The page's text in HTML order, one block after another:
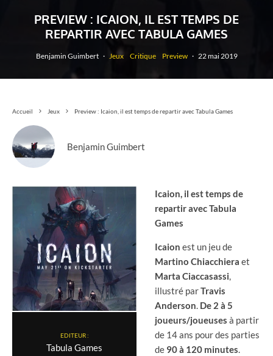
PREVIEW : ICAION, IL EST TEMPS DE
REPARTIR AVEC TABULA GAMES
Benjamin Guimbert · Jeux Critique Preview · 22 mai 2019
Accueil Jeux Preview : Icaion, il est temps de repartir avec Tabula Games
Benjamin Guimbert
EDITEUR :
Tabula Games
Icaion, il est temps de
repartir avec Tabula
Games
Icaion est un jeu de
Martino Chiacchiera et
Marta Ciaccasassi,
illustré parTravis
Anderson. De 2 à 5
joueurs/joueuses à partir
de 14 ans pour des parties
de 90 à 120 minutes.